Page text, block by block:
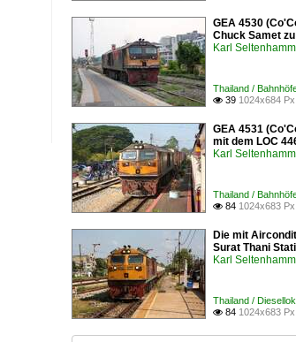
GEA 4530
Chuck Samet
Karl
Thailand /
 39 1024x684
GEA 4531
mit dem LOC
Karl
Thailand /
 84 1024x683
Die mit
Surat Thani
Karl
Thailand /
 84 1024x683